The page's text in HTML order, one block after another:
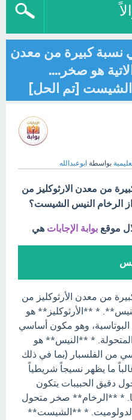
نسبة كبيرة من معدن
هو صخر....
الشيست [تم الحل]
بواسطة ابوعبدالله
من معدن الارثوكليز من
الرخام النيس الشيست؟
موقع بوابة الإجابات هي
من معدن الأرثوكليز من
* **الأرثوكليز** هو
وهو مكون أساسي
* **النيس** هو
من الفلسبار (بما في ذلك
ما يظهر نسيجاً شريطياً
دقيق الحبيبات يتكون
* **الرخام** صخر متحول
الدولوميت. * **الشيست**